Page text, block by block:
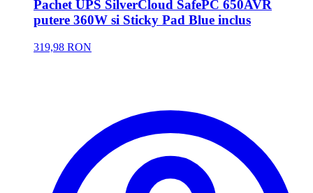
Pachet UPS SilverCloud SafePC 650AVR
putere 360W si Sticky Pad Blue inclus
319,98 RON